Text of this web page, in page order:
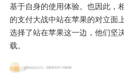
基于自身的使用体验。也因此，
的支付大战中站在苹果的对立面
选择了站在苹果这一边，他们坚
载。